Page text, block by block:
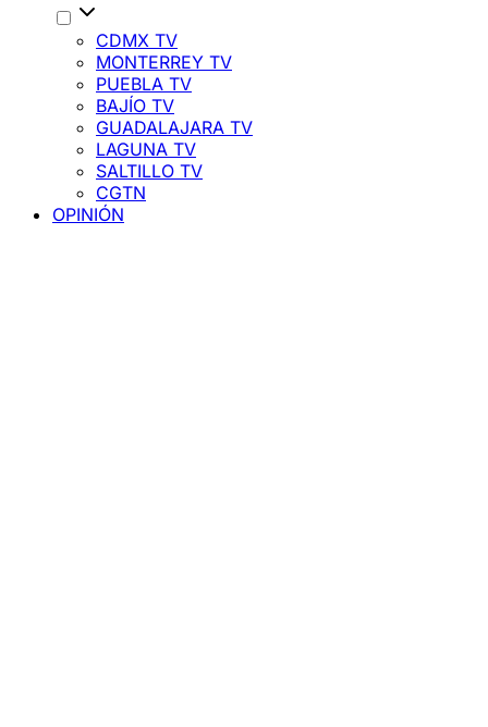
CDMX TV
MONTERREY TV
PUEBLA TV
BAJÍO TV
GUADALAJARA TV
LAGUNA TV
SALTILLO TV
CGTN
OPINIÓN